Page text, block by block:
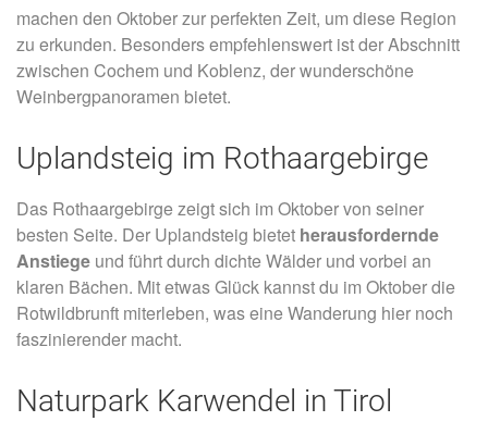
machen den Oktober zur perfekten Zeit, um diese Region
zu erkunden. Besonders empfehlenswert ist der Abschnitt
zwischen Cochem und Koblenz, der wunderschöne
Weinbergpanoramen bietet.
Uplandsteig im Rothaargebirge
Das Rothaargebirge zeigt sich im Oktober von seiner
besten Seite. Der Uplandsteig bietet herausfordernde
Anstiege und führt durch dichte Wälder und vorbei an
klaren Bächen. Mit etwas Glück kannst du im Oktober die
Rotwildbrunft miterleben, was eine Wanderung hier noch
faszinierender macht.
Naturpark Karwendel in Tirol